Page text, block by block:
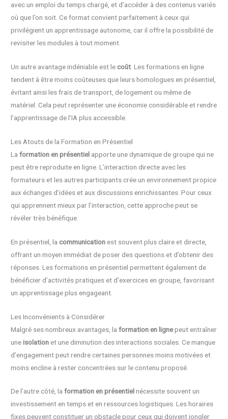
avec un emploi du temps chargé, et d’accéder à des contenus variés
où que l’on soit. Ce format convient parfaitement à ceux qui
privilégient un apprentissage autonome, car il offre la possibilité de
revisiter les modules à tout moment.
Un autre avantage indéniable est le coût . Les formations en ligne
tendent à être moins coûteuses que leurs homologues en présentiel,
évitant ainsi les frais de transport, de logement ou même de
matériel. Cela peut représenter une économie considérable et rendre
l’apprentissage de l’IA plus accessible.
Les Atouts de la Formation en Présentiel
Laformation en présentiel apporte une dynamique de groupe qui ne
peut être reproduite en ligne. L’interaction directe avec les
formateurs et les autres participants crée un environnement propice
aux échanges d’idées et aux discussions enrichissantes. Pour ceux
qui apprennent mieux par l’interaction, cette approche peut se
révéler très bénéfique.
En présentiel, la communication est souvent plus claire et directe,
offrant un moyen immédiat de poser des questions et d’obtenir des
réponses. Les formations en présentiel permettent également de
bénéficier d’activités pratiques et d’exercices en groupe, favorisant
un apprentissage plus engageant.
Les Inconvénients à Considérer
Malgré ses nombreux avantages, laformation en lignepeut entraîner
uneisolation et une diminution des interactions sociales. Ce manque
d’engagement peut rendre certaines personnes moins motivées et
moins encline à rester concentrées sur le contenu proposé.
De l’autre côté, laformation en présentielnécessite souvent un
investissement en temps et en ressources logistiques. Les horaires
fixes peuvent constituer un obstacle pour ceux qui doivent jongler